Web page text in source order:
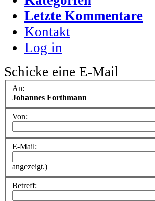
Letzte Kommentare
Kontakt
Log in
Schicke eine E-Mail
An:
Johannes Forthmann
Von:
E-Mail:
angezeigt.)
Betreff: